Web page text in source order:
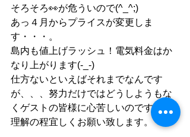
そろそろ👀が危ういので(^_^;)
あっ４月からプライスが変更しま
す・・・。
島内も値上げラッシュ！電気料金はか
なり上がります(-_-)
仕方ないといえばそれまでなんです
が、、、努力だけではどうしようもな
くゲストの皆様に心苦しいのですがご
理解の程宜しくお願い致します。